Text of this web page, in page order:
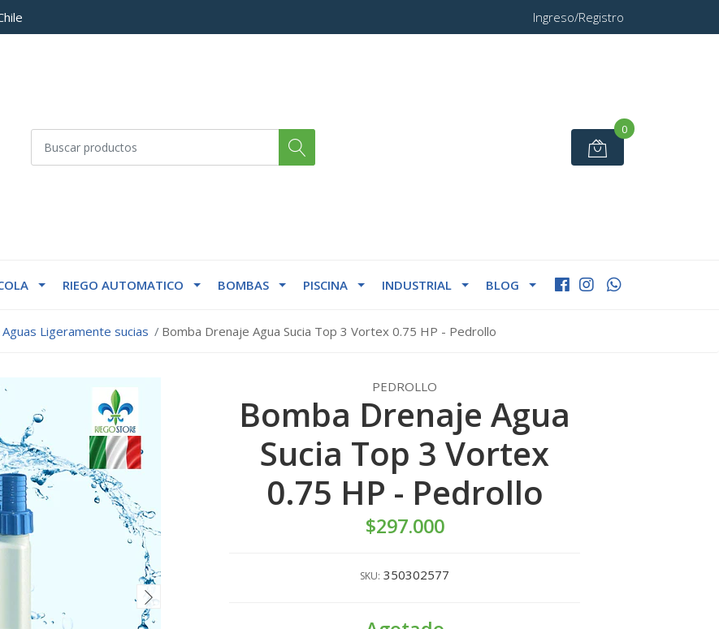
Ingreso/Registro
0
RIEGO AUTOMATICO BOMBAS PISCINA INDUSTRIAL BLOG
Ligeramente sucias Bomba Drenaje Agua Sucia Top 3 Vortex 0.75 HP - Pedrollo
PEDROLLO
Bomba Drenaje Agua
Sucia Top 3 Vortex
0.75 HP - Pedrollo
$297.000
SKU: 350302577